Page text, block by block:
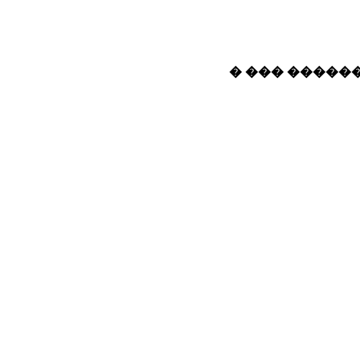
� ���